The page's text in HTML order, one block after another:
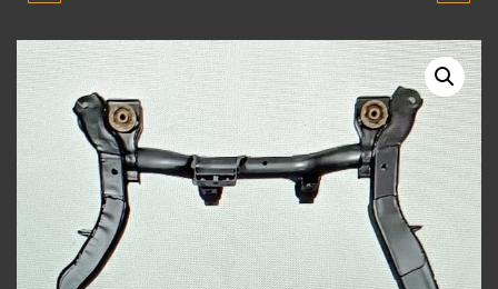
TRAVERS 2000-2001-
2002-2003 SIFIR YENİ
ÜRÜN
DIŞ ÇITASI 2003-2011
ORJİNAL SIFIR YENİ
ÜRÜN